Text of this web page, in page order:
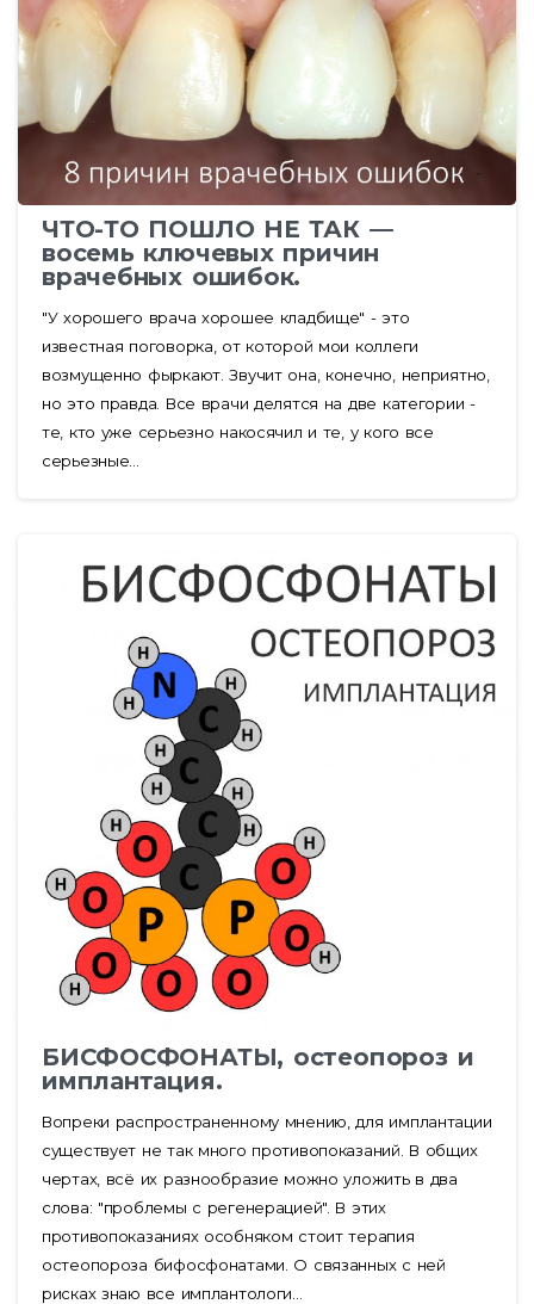
ЧТО-ТО ПОШЛО НЕ ТАК —
восемь ключевых причин
врачебных ошибок.
"У хорошего врача хорошее кладбище" - это
известная поговорка, от которой мои коллеги
возмущенно фыркают. Звучит она, конечно, неприятно,
но это правда. Все врачи делятся на две категории -
те, кто уже серьезно накосячил и те, у кого все
серьезные...
БИСФОСФОНАТЫ, остеопороз и
имплантация.
Вопреки распространенному мнению, для имплантации
существует не так много противопоказаний. В общих
чертах, всё их разнообразие можно уложить в два
слова: "проблемы с регенерацией". В этих
противопоказаниях особняком стоит терапия
остеопороза бифосфонатами. О связанных с ней
рисках знаю все имплантологи...